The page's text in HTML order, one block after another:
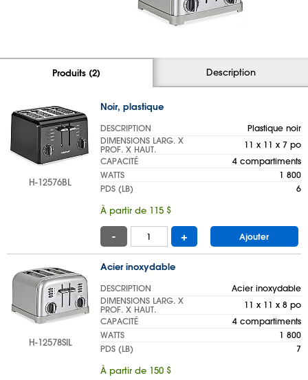
Produits (2) Description
H-12576BL
Noir, plastique
DESCRIPTION
Plastique noir
DIMENSIONS LARG. X
PROF. X HAUT.
11 x 11 x 7 po
CAPACITÉ
4 compartiments
WATTS
1 800
PDS (LB)
6
À partir de 115 $
- + Ajouter
H-12578SIL
Acier inoxydable
DESCRIPTION
Acier inoxydable
DIMENSIONS LARG. X
PROF. X HAUT.
11 x 11 x 8 po
CAPACITÉ
4 compartiments
WATTS
1 800
PDS (LB)
7
À partir de 150 $